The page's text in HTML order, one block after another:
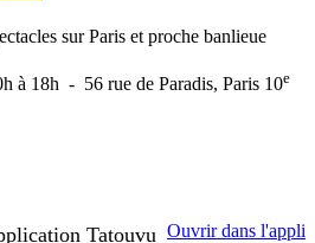
sur Paris et proche banlieue
à 18h - 56 rue de Paradis, Paris 10e
Ouvrir dans l'appli
Tatouvu